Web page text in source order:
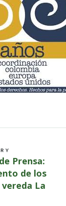
Prensa:
de los
La